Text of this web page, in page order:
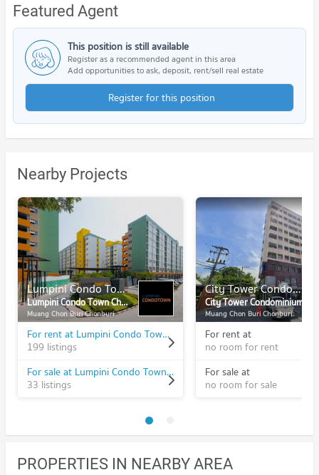
Featured Agent
This position is still available
Register as a recommended agent in this area
Add opportunities to ask, deposit, rent/sell real estate
Register for this position
Nearby Projects
Lumpini Condo Town Chonburi - Sukhumvit
Lumpini Condo Town Chonburi - Sukhumvit
Muang Chon Buri Chonburi
For rent at Lumpini Condo Town Chonburi - Sukhumvit
199 listings
For sale at Lumpini Condo Town Chonburi - Sukhumvit
33 listings
City Tower Condominium
City Tower Condominium
Muang Chon Buri Chonburi
For rent at
no room for rent
For sale at
no room for sale
PROPERTIES IN NEARBY AREA